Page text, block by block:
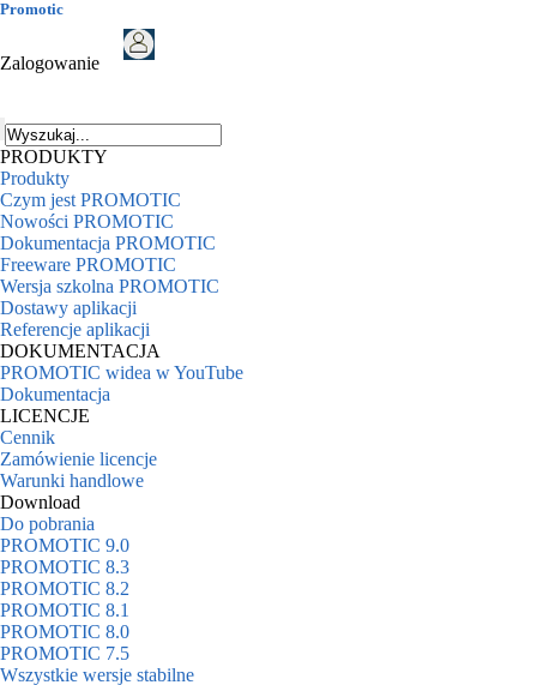
Promotic
Zalogowanie
PRODUKTY
Produkty
Czym jest PROMOTIC
Nowości PROMOTIC
Dokumentacja PROMOTIC
Freeware PROMOTIC
Wersja szkolna PROMOTIC
Dostawy aplikacji
Referencje aplikacji
DOKUMENTACJA
PROMOTIC widea w YouTube
Dokumentacja
LICENCJE
Cennik
Zamówienie licencje
Warunki handlowe
Download
Do pobrania
PROMOTIC 9.0
PROMOTIC 8.3
PROMOTIC 8.2
PROMOTIC 8.1
PROMOTIC 8.0
PROMOTIC 7.5
Wszystkie wersje stabilne